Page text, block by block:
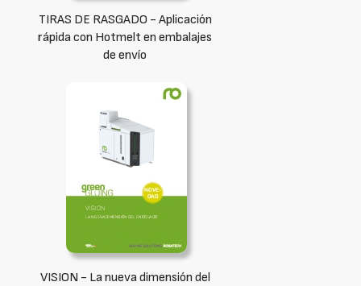
TIRAS DE RASGADO - Aplicación
rápida con Hotmelt en embalajes
de envío
VISION - La nueva dimensión del